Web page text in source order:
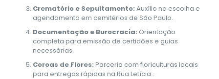
Crematório e Sepultamento: Auxílio na escolha e
agendamento em cemitérios de São Paulo.
Documentação e Burocracia: Orientação
completa para emissão de certidões e guias
necessárias.
Coroas de Flores: Parceria com floriculturas locais
para entregas rápidas na Rua Letícia .